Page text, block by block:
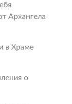
Архангела
в Храме
о